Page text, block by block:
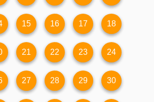
15 16 17 18
21 22 23 24
27 28 29 30